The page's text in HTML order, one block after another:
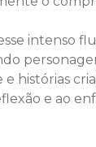
intenso
histórias
e ao